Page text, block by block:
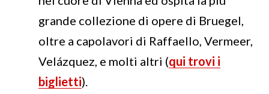
grande collezione di opere di Bruegel,
oltre a capolavori di Raffaello, Vermeer,
Velázquez, e molti altri (qui trovi i
biglietti).